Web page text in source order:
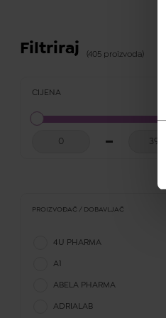
Filtriraj (405 proizvoda)
CIJENA
PROIZVOĐAČ / DOBAVLJAČ
4U PHARMA
A1
ABELA PHARMA
ADRIALAB